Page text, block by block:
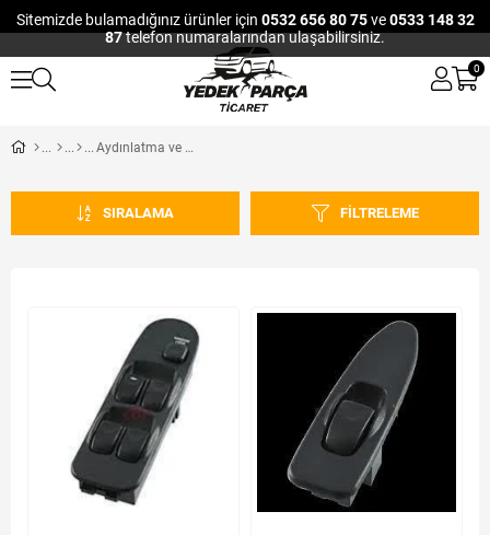
Sitemizde bulamadığınız ürünler için 0532 656 80 75ve0533 148 32
87telefon numaralarından ulaşabilirsiniz.
0
Aydınlatma ve Elektrik
FILTRELEME
SIRALAMA